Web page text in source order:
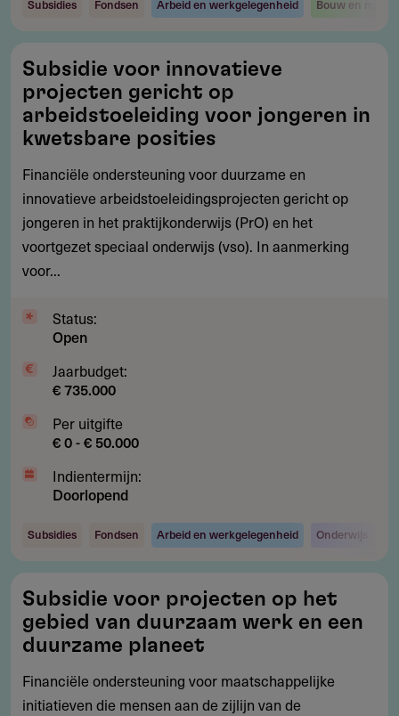
Subsidies Fondsen Arbeid en werkgelegenheid Bouw en
voor
innovatieve
projecten
gericht
op
arbeidstoeleiding
voor
jongeren
in
posities
Subsidie voor innovatieve
projecten gericht op
arbeidstoeleiding voor jongeren in
kwetsbare posities
Financiële ondersteuning voor duurzame en
innovatieve arbeidstoeleidingsprojecten gericht op
jongeren in het praktijkonderwijs (PrO) en het
voortgezet speciaal onderwijs (vso). In aanmerking
voor...
Status:
Open
Jaarbudget:
€ 735.000
Per uitgifte
€ 0 - € 50.000
Indientermijn:
Doorlopend
Subsidies Fondsen Arbeid en werkgelegenheid Onderwijs
voor
projecten
op
het
gebied
Subsidie voor projecten op het
gebied van duurzaam werk en een
duurzame planeet
Financiële ondersteuning voor maatschappelijke
initiatieven die mensen aan de zijlijn van de